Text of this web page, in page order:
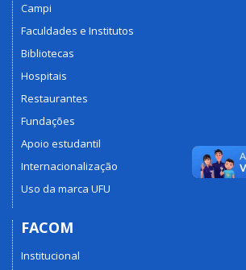
Campi
Faculdades e Institutos
Bibliotecas
Hospitais
Restaurantes
Fundações
Apoio estudantil
Internacionalização
Uso da marca UFU
FACOM
Institucional